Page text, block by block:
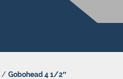
/ Gobohead 4 1/2″